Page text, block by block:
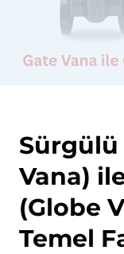
Sürgülü
Vana)
(Globe
Temel